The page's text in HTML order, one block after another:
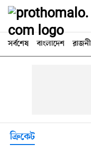
সর্বশেষ বাংলাদেশ
ক্রিকেট